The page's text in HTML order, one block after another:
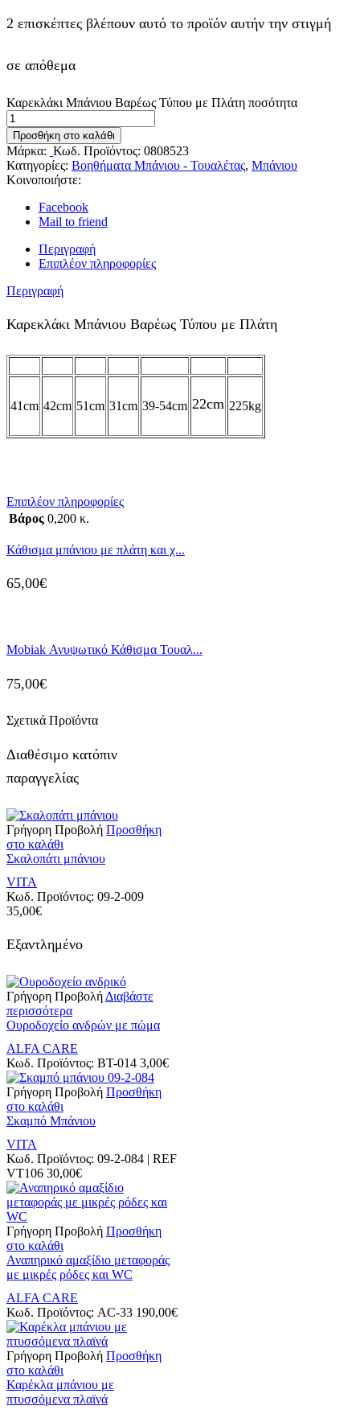
2 επισκέπτες βλέπουν αυτό το προϊόν αυτήν την στιγμή
σε απόθεμα
Καρεκλάκι Μπάνιου Βαρέως Τύπου με Πλάτη ποσότητα
Προσθήκη στο καλάθι
Μάρκα: Κωδ. Προϊόντος: 0808523
Κατηγορίες: Βοηθήματα Μπάνιου - Τουαλέτας, Μπάνιου
Κοινοποιήστε:
Facebook
Mail to friend
Περιγραφή
Επιπλέον πληροφορίες
Περιγραφή
Καρεκλάκι Μπάνιου Βαρέως Τύπου με Πλάτη
41cm 42cm 51cm 31cm 39-54cm 22cm 225kg
Επιπλέον πληροφορίες
Βάρος 0,200 κ.
Κάθισμα μπάνιου με πλάτη και χ...
65,00€
Mobiak Ανυψωτικό Κάθισμα Τουαλ...
75,00€
Σχετικά Προϊόντα
Διαθέσιμο κατόπιν
παραγγελίας
Γρήγορη Προβολή Προσθήκη
στο καλάθι
Σκαλοπάτι μπάνιου
VITA
Κωδ. Προϊόντος: 09-2-009
35,00€
Εξαντλημένο
Γρήγορη Προβολή Διαβάστε
περισσότερα
Ουροδοχείο ανδρών με πώμα
ALFA CARE
Κωδ. Προϊόντος: BT-014 3,00€
Γρήγορη Προβολή Προσθήκη
στο καλάθι
Σκαμπό Μπάνιου
VITA
Κωδ. Προϊόντος: 09-2-084 | REF
VT106 30,00€
Γρήγορη Προβολή Προσθήκη
στο καλάθι
Αναπηρικό αμαξίδιο μεταφοράς
με μικρές ρόδες και WC
ALFA CARE
Κωδ. Προϊόντος: AC-33 190,00€
Γρήγορη Προβολή Προσθήκη
στο καλάθι
Καρέκλα μπάνιου με
πτυσσόμενα πλαϊνά